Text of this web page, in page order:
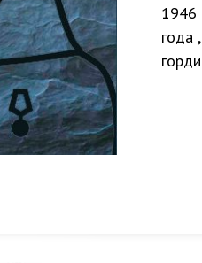
1946
года